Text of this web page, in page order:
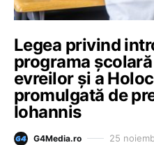
Legea privind
programa
evreilor și a
promulgată de
Iohannis
G4Media.ro 25